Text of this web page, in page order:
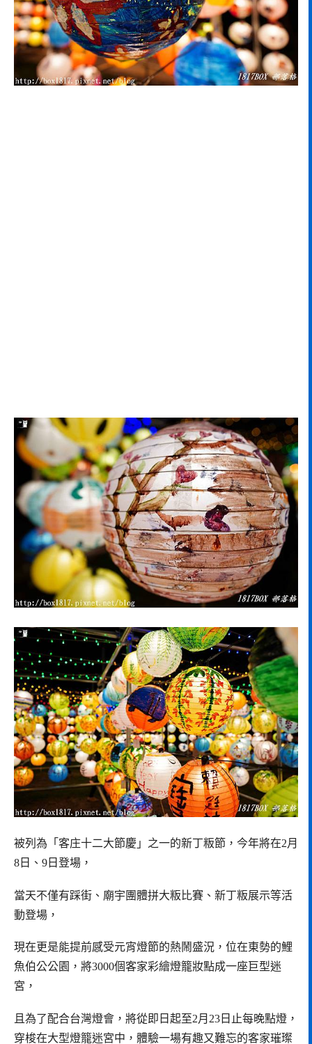
被列為「客庄十二大節慶」之一的新丁粄節，今年將在2月
8日、9日登場，
當天不僅有踩街、廟宇團體拼大粄比賽、新丁粄展示等活
動登場，
現在更是能提前感受元宵燈節的熱鬧盛況，位在東勢的鯉
魚伯公公園，將3000個客家彩繪燈籠妝點成一座巨型迷
宮，
且為了配合台灣燈會，將從即日起至2月23日止每晚點燈，
穿梭在大型燈籠迷宮中，體驗一場有趣又難忘的客家璀璨